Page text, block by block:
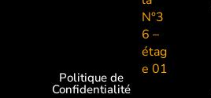
N°3
6 –
étag
e 01
Politique de
Confidentialité